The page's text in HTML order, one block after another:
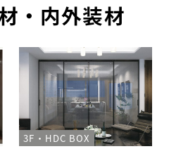
・内外装材
3F・HDC BOX